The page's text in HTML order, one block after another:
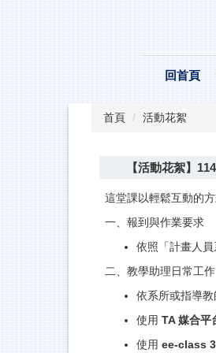
回首頁
首頁 活動花絮
【活動花絮】
這堂課以輕鬆互動的
一、報到與作業要求
依照「計畫人員
二、教學助理日常工作
依系所或指導教
使用 TA 媒合平
使用 ee-class